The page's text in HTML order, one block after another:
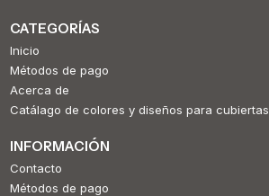
CATEGORÍAS
Inicio
Métodos de pago
Acerca de
Catálago de colores y diseños para cubiertas
INFORMACIÓN
Contacto
Métodos de pago